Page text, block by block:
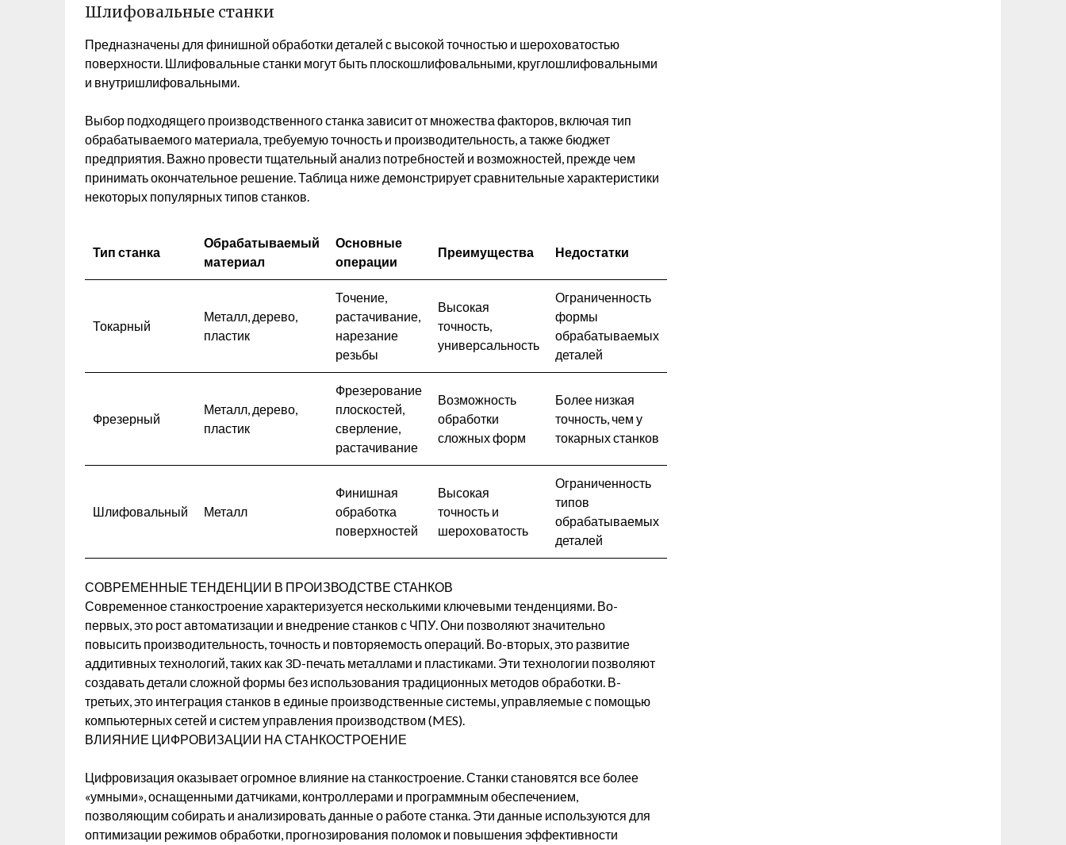
Шлифовальные станки
Предназначены для финишной обработки деталей с высокой точностью и шероховатостью
поверхности. Шлифовальные станки могут быть плоскошлифовальными, круглошлифовальными
и внутришлифовальными.
Выбор подходящего производственного станка зависит от множества факторов, включая тип
обрабатываемого материала, требуемую точность и производительность, а также бюджет
предприятия. Важно провести тщательный анализ потребностей и возможностей, прежде чем
принимать окончательное решение. Таблица ниже демонстрирует сравнительные характеристики
некоторых популярных типов станков.
Тип станка
Обрабатываемый
материал
Основные
операции
Преимущества Недостатки
Токарный
Металл, дерево,
пластик
Точение,
растачивание,
нарезание
резьбы
Высокая
точность,
универсальность
Ограниченность
формы
обрабатываемых
деталей
Фрезерный
Металл, дерево,
пластик
Фрезерование
плоскостей,
сверление,
растачивание
Возможность
обработки
сложных форм
Более низкая
точность, чем у
токарных станков
Шлифовальный Металл
Финишная
обработка
поверхностей
Высокая
точность и
шероховатость
Ограниченность
типов
обрабатываемых
деталей
СОВРЕМЕННЫЕ ТЕНДЕНЦИИ В ПРОИЗВОДСТВЕ СТАНКОВ
Современное станкостроение характеризуется несколькими ключевыми тенденциями. Во-
первых, это рост автоматизации и внедрение станков с ЧПУ. Они позволяют значительно
повысить производительность, точность и повторяемость операций. Во-вторых, это развитие
аддитивных технологий, таких как 3D-печать металлами и пластиками. Эти технологии позволяют
создавать детали сложной формы без использования традиционных методов обработки. В-
третьих, это интеграция станков в единые производственные системы, управляемые с помощью
компьютерных сетей и систем управления производством (MES).
ВЛИЯНИЕ ЦИФРОВИЗАЦИИ НА СТАНКОСТРОЕНИЕ
Цифровизация оказывает огромное влияние на станкостроение. Станки становятся все более
«умными», оснащенными датчиками, контроллерами и программным обеспечением,
позволяющим собирать и анализировать данные о работе станка. Эти данные используются для
оптимизации режимов обработки, прогнозирования поломок и повышения эффективности